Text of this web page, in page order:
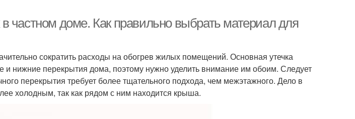
в частном доме. Как правильно выбрать материал для
сократить расходы на обогрев жилых помещений. Основная утечка
и нижние перекрытия дома, поэтому нужно уделить внимание им обоим. Следует
перекрытия требует более тщательного подхода, чем межэтажного. Дело в
холодным, так как рядом с ним находится крыша.